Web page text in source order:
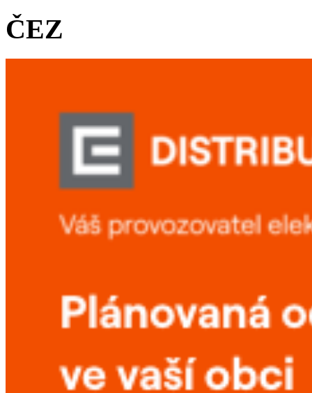
ČEZ